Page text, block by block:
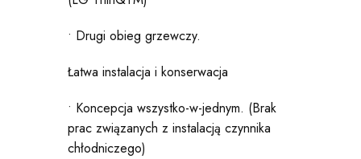
• Drugi obieg grzewczy.
Łatwa instalacja i konserwacja
• Koncepcja wszystko-w-jednym. (Brak
prac związanych z instalacją czynnika
chłodniczego)